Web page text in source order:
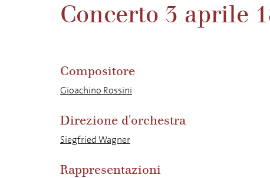
Concerto 3 aprile
Compositore
Gioachino Rossini
Direzione d'orchestra
Siegfried Wagner
Rappresentazioni